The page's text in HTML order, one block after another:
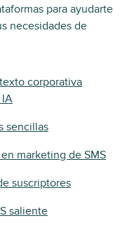
para ayudarte
necesidades de
corporativa
sencillas
marketing de SMS
suscriptores
saliente